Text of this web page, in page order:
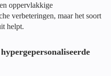
oppervlakkige
verbeteringen, maar het soort
helpt.